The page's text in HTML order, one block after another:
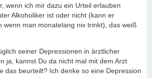
wenn ich mir dazu ein Urteil erlauben
Alkoholiker ist oder nicht (kann er
wenn man monatelang nix trinkt), das weiß
seiner Depressionen in ärztlicher
ja, kannst Du da nicht mal mit dem Arzt
das beurteilt? Ich denke so eine Depression